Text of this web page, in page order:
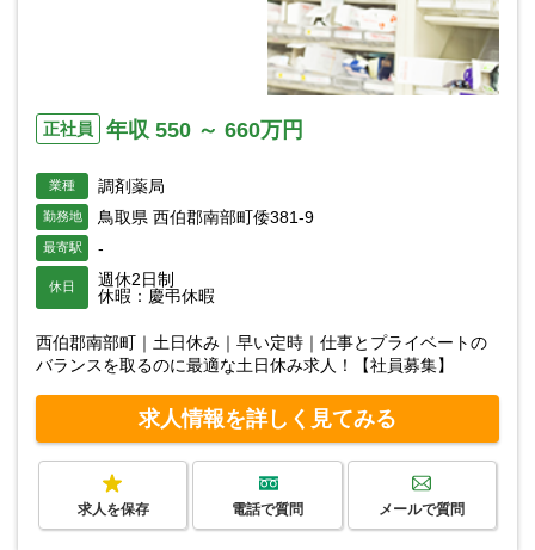
正社員 年収 550 ～ 660万円
業種 調剤薬局
勤務地 鳥取県 西伯郡南部町倭381-9
最寄駅 -
休日
週休2日制
休暇：慶弔休暇
西伯郡南部町｜土日休み｜早い定時｜仕事とプライベートの
バランスを取るのに最適な土日休み求人！【社員募集】
求人情報を詳しく見てみる
求人を保存 電話で質問 メールで質問